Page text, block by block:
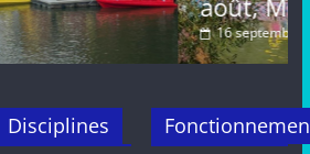
2024 Carine MARAT
Disciplines